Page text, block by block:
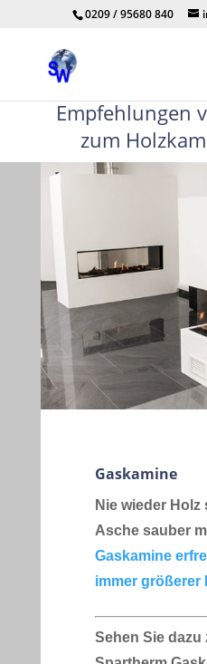
0209 / 95680 840
Empfehlungen
zum
Gaskamine
Nie wieder
Asche sauber
Gaskamine
immer größerer
Sehen Sie dazu